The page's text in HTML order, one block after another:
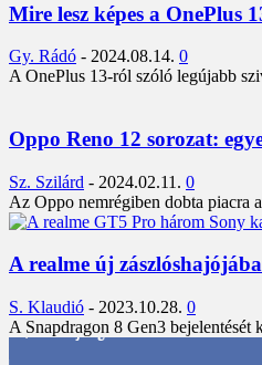
Mire lesz képes a OnePlus
Gy. Rádó - 2024.08.14. 0
A OnePlus 13-ról szóló legújabb
Oppo Reno 12 sorozat:
Sz. Szilárd - 2024.02.11. 0
Az Oppo nemrégiben dobta piacra
A realme új
S. Klaudió - 2023.10.28. 0
A Snapdragon 8 Gen3
3,452 Rajongók